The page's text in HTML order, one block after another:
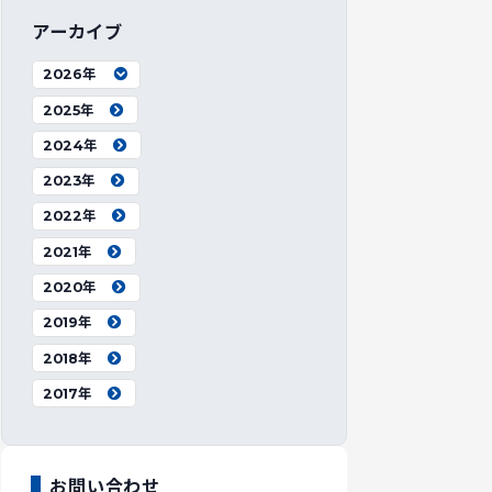
アーカイブ
2026年
2025年
2024年
2023年
2022年
2021年
2020年
2019年
2018年
2017年
お問い合わせ